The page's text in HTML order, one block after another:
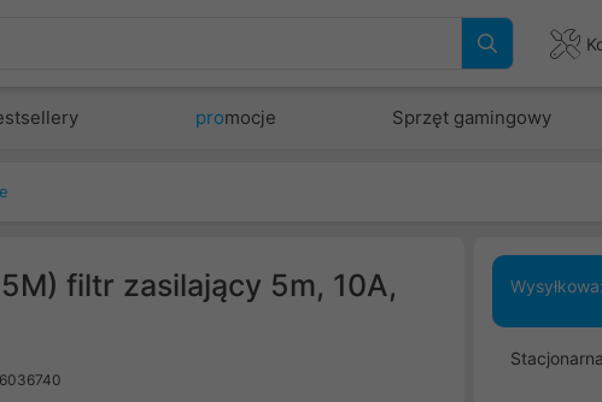
promocje Sprzęt gamingowy
filtr zasilający 5m, 10A,
Wysyłkowa: